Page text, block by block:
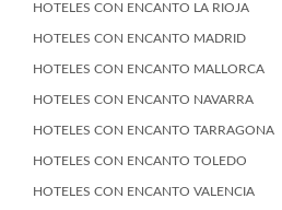
HOTELES CON ENCANTO LA RIOJA
HOTELES CON ENCANTO MADRID
HOTELES CON ENCANTO MALLORCA
HOTELES CON ENCANTO NAVARRA
HOTELES CON ENCANTO TARRAGONA
HOTELES CON ENCANTO TOLEDO
HOTELES CON ENCANTO VALENCIA